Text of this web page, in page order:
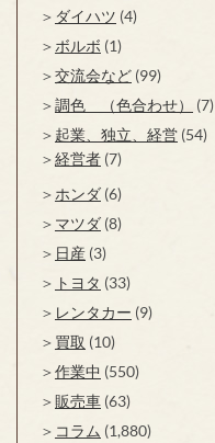
ダイハツ (4)
ボルボ (1)
交流会など (99)
調色 （色合わせ）
(7)
起業、独立、経営 (54)
経営者 (7)
ホンダ (6)
マツダ (8)
日産 (3)
トヨタ (33)
レンタカー (9)
買取 (10)
作業中 (550)
販売車 (63)
コラム (1,880)